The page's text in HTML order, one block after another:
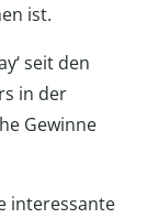
ist.
seit den
in der
Gewinne
interessante